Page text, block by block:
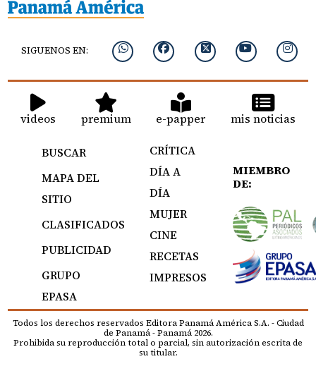
SIGUENOS EN:
videos premium e-papper mis noticias
BUSCAR
MAPA DEL
SITIO
CLASIFICADOS
PUBLICIDAD
GRUPO
EPASA
CRÍTICA
DÍA A
DÍA
MUJER
CINE
RECETAS
IMPRESOS
MIEMBRO
DE:
Todos los derechos reservados Editora Panamá América S.A. - Ciudad
de Panamá - Panamá 2026.
Prohibida su reproducción total o parcial, sin autorización escrita de
su titular.